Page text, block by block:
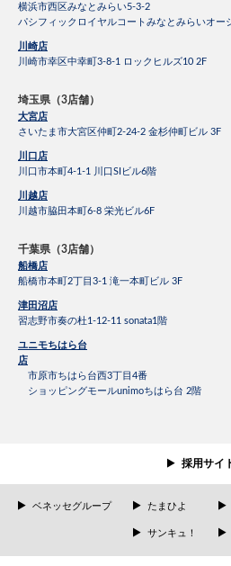
横浜市西区みなとみらい5-3-2
パシフィックロイヤルコートみなとみらいオー
川崎店
川崎市幸区中幸町3-8-1 ロックヒルズ10 2F
埼玉県（3店舗）
大宮店
さいたま市大宮区仲町2-24-2 金杉仲町ビル 3F
川口店
川口市本町4-1-1 川口SIビル6階
川越店
川越市脇田本町6-8 栄光ビル6F
千葉県（3店舗）
船橋店
船橋市本町2丁目3-1 滝一本町ビル 3F
津田沼店
習志野市奏の杜1-12-11 sonata1階
ユニモちはら台
店
市原市ちはら台西3丁目4番
ショッピングモールunimoちはら台 2階
採用サイ
ベネッセグループ たまひよ
サンキュ！